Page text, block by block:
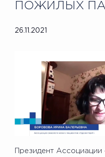
ПОЖИЛЫХ
26.11.2021
Президент Ассоциации